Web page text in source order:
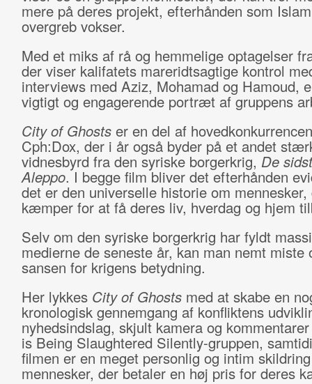
mere på deres projekt, efterhånden som
overgreb vokser.
Med et miks af rå og hemmelige optagelser
der viser kalifatets mareridtsagtige kontrol
interviews med Aziz, Mohamad og Hamoud,
vigtigt og engagerende portræt af gruppens
City of Ghostser en del af
Cph:Dox, der i år også byder på et andet
vidnesbyrd fra den syriske borgerkrig, De
Aleppo. I begge film bliver det efterhånden
det er den universelle historie om mennesker,
kæmper for at få deres liv, hverdag og hjem
Selv om den syriske borgerkrig har fyldt
medierne de seneste år, kan man nemt miste
sansen for krigens betydning.
Her lykkes City of Ghostsmed at skabe en
kronologisk gennemgang af konfliktens
nyhedsindslag, skjult kamera og
is Being Slaughtered Silently-gruppen,
filmen er en meget personlig og intim
mennesker, der betaler en høj pris for deres